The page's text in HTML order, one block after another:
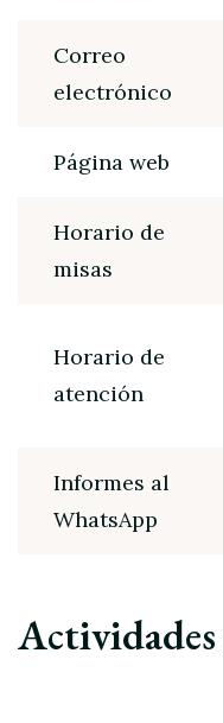
Correo
electrónico
Página web
Horario de
misas
Horario de
atención
Informes al
WhatsApp